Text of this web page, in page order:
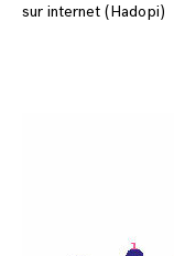
sur internet (Hadopi)